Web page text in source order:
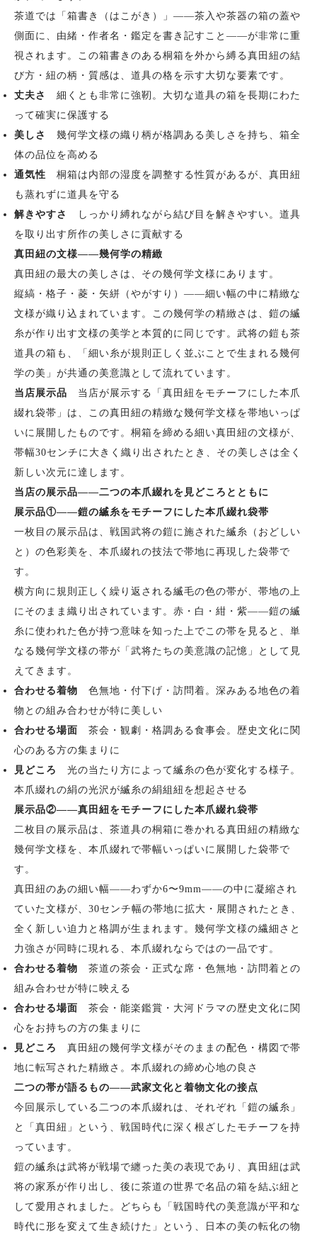
茶道では「箱書き（はこがき）」——茶入や茶器の箱の蓋や
側面に、由緒・作者名・鑑定を書き記すこと——が非常に重
視されます。この箱書きのある桐箱を外から縛る真田紐の結
び方・紐の柄・質感は、道具の格を示す大切な要素です。
丈夫さ 細くとも非常に強靭。大切な道具の箱を長期にわた
って確実に保護する
美しさ 幾何学文様の織り柄が格調ある美しさを持ち、箱全
体の品位を高める
通気性 桐箱は内部の湿度を調整する性質があるが、真田紐
も蒸れずに道具を守る
解きやすさ
しっかり縛れながら結び目を解きやすい。道具
を取り出す所作の美しさに貢献する
真田紐の文様——幾何学の精緻
真田紐の最大の美しさは、その幾何学文様にあります。
縦縞・格子・菱・矢絣（やがすり）——細い幅の中に精緻な
文様が織り込まれています。この幾何学の精緻さは、鎧の縅
糸が作り出す文様の美学と本質的に同じです。武将の鎧も茶
道具の箱も、「細い糸が規則正しく並ぶことで生まれる幾何
学の美」が共通の美意識として流れています。
当店展示品 当店が展示する「真田紐をモチーフにした本爪
綴れ袋帯」は、この真田紐の精緻な幾何学文様を帯地いっぱ
いに展開したものです。桐箱を締める細い真田紐の文様が、
帯幅30センチに大きく織り出されたとき、その美しさは全く
新しい次元に達します。
当店の展示品——二つの本爪綴れを見どころとともに
展示品①——鎧の縅糸をモチーフにした本爪綴れ袋帯
一枚目の展示品は、戦国武将の鎧に施された縅糸（おどしい
と）の色彩美を、本爪綴れの技法で帯地に再現した袋帯で
す。
横方向に規則正しく繰り返される縅毛の色の帯が、帯地の上
にそのまま織り出されています。赤・白・紺・紫——鎧の縅
糸に使われた色が持つ意味を知った上でこの帯を見ると、単
なる幾何学文様の帯が「武将たちの美意識の記憶」として見
えてきます。
合わせる着物 色無地・付下げ・訪問着。深みある地色の着
物との組み合わせが特に美しい
合わせる場面 茶会・観劇・格調ある食事会。歴史文化に関
心のある方の集まりに
見どころ 光の当たり方によって縅糸の色が変化する様子。
本爪綴れの絹の光沢が縅糸の絹組紐を想起させる
展示品②——真田紐をモチーフにした本爪綴れ袋帯
二枚目の展示品は、茶道具の桐箱に巻かれる真田紐の精緻な
幾何学文様を、本爪綴れで帯幅いっぱいに展開した袋帯で
す。
真田紐のあの細い幅——わずか6〜9mm——の中に凝縮され
ていた文様が、30センチ幅の帯地に拡大・展開されたとき、
全く新しい迫力と格調が生まれます。幾何学文様の繊細さと
力強さが同時に現れる、本爪綴れならではの一品です。
合わせる着物 茶道の茶会・正式な席・色無地・訪問着との
組み合わせが特に映える
合わせる場面 茶会・能楽鑑賞・大河ドラマの歴史文化に関
心をお持ちの方の集まりに
見どころ 真田紐の幾何学文様がそのままの配色・構図で帯
地に転写された精緻さ。本爪綴れの締め心地の良さ
二つの帯が語るもの——武家文化と着物文化の接点
今回展示している二つの本爪綴れは、それぞれ「鎧の縅糸」
と「真田紐」という、戦国時代に深く根ざしたモチーフを持
っています。
鎧の縅糸は武将が戦場で纏った美の表現であり、真田紐は武
将の家系が作り出し、後に茶道の世界で名品の箱を結ぶ紐と
して愛用されました。どちらも「戦国時代の美意識が平和な
時代に形を変えて生き続けた」という、日本の美の転化の物